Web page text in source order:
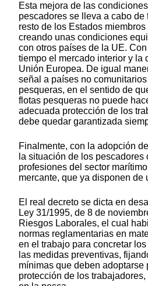
Esta mejora de las
pescadores se lleva a cabo de
resto de los Estados
creando unas condiciones
con otros países de la UE.
tiempo el mercado interior y la
Unión Europea. De igual
señal a países no
pesqueras, en el sentido de
flotas pesqueras no puede
adecuada protección de los
debe quedar garantizada
Finalmente, con la adopción
la situación de los pescadores
profesiones del sector
mercante, que ya disponen de
El real decreto se dicta en
Ley 31/1995, de 8 de
Riesgos Laborales, el cual
normas reglamentarias en
en el trabajo para concretar
las medidas preventivas,
mínimas que deben adoptarse
protección de los